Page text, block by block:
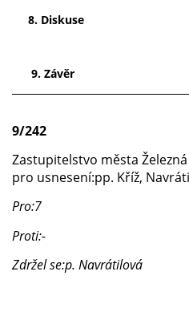
8. Diskuse
9.
9/242
Zastupitelstvo města
pro usnesení:pp. Kříž,
Pro:7
Proti:-
Zdržel se:p. Navrátilová